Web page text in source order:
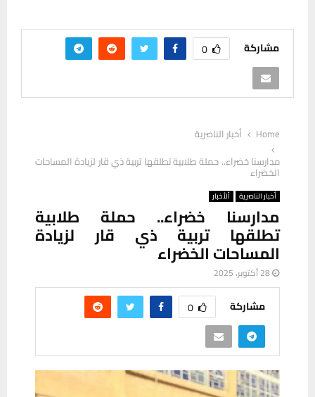
مشاركة 0
Home
أخبار الناصرية
مدارسنا خضراء.. حملة طلابية تطلقها تربية ذي قار لزيادة المساحات
الخضراء
أخبار الناصرية ألأخبار
مدارسنا خضراء.. حملة طلابية
تطلقها تربية ذي قار لزيادة
المساحات الخضراء
28 أكتوبر، 2025
مشاركة 0